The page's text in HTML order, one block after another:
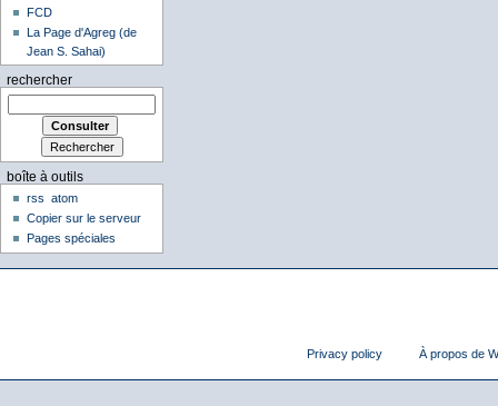
FCD
La Page d'Agreg (de
Jean S. Sahai)
rechercher
boîte à outils
rss
atom
Copier sur le serveur
Pages spéciales
Privacy policy À propos de